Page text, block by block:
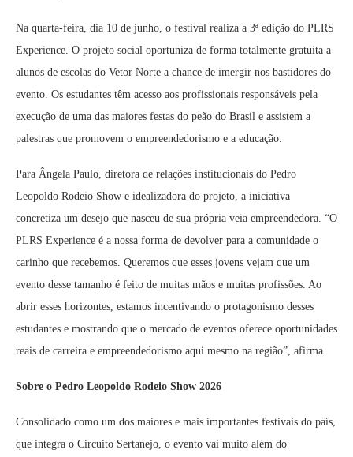
Na quarta-feira, dia 10 de junho, o festival realiza a 3ª edição do PLRS
Experience. O projeto social oportuniza de forma totalmente gratuita a
alunos de escolas do Vetor Norte a chance de imergir nos bastidores do
evento. Os estudantes têm acesso aos profissionais responsáveis pela
execução de uma das maiores festas do peão do Brasil e assistem a
palestras que promovem o empreendedorismo e a educação.
Para Ângela Paulo, diretora de relações institucionais do Pedro
Leopoldo Rodeio Show e idealizadora do projeto, a iniciativa
concretiza um desejo que nasceu de sua própria veia empreendedora. “O
PLRS Experience é a nossa forma de devolver para a comunidade o
carinho que recebemos. Queremos que esses jovens vejam que um
evento desse tamanho é feito de muitas mãos e muitas profissões. Ao
abrir esses horizontes, estamos incentivando o protagonismo desses
estudantes e mostrando que o mercado de eventos oferece oportunidades
reais de carreira e empreendedorismo aqui mesmo na região”, afirma.
Sobre o Pedro Leopoldo Rodeio Show 2026
Consolidado como um dos maiores e mais importantes festivais do país,
que integra o Circuito Sertanejo, o evento vai muito além do